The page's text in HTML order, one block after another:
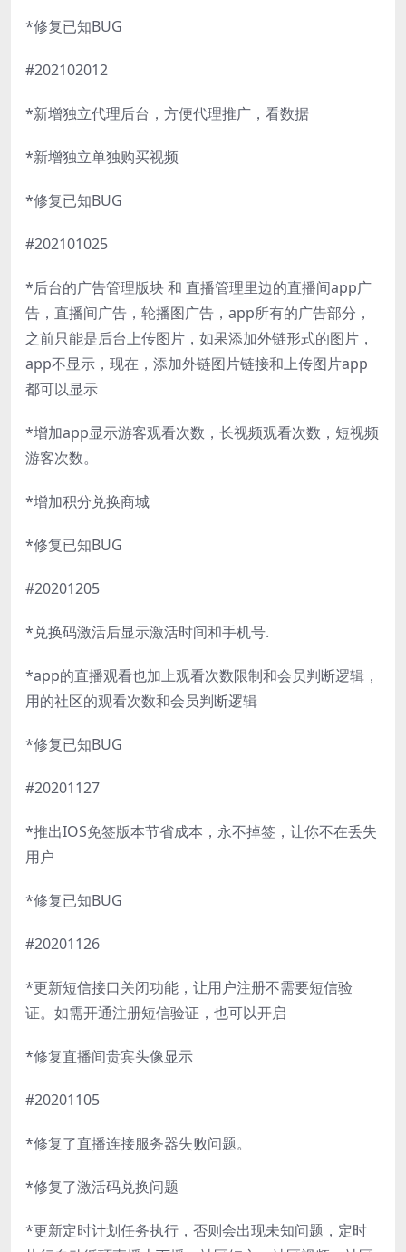
*修复已知BUG
#202102012
*新增独立代理后台，方便代理推广，看数据
*新增独立单独购买视频
*修复已知BUG
#202101025
*后台的广告管理版块 和 直播管理里边的直播间app广
告，直播间广告，轮播图广告，app所有的广告部分，
之前只能是后台上传图片，如果添加外链形式的图片，
app不显示，现在，添加外链图片链接和上传图片app
都可以显示
*增加app显示游客观看次数，长视频观看次数，短视频
游客次数。
*增加积分兑换商城
*修复已知BUG
#20201205
*兑换码激活后显示激活时间和手机号.
*app的直播观看也加上观看次数限制和会员判断逻辑，
用的社区的观看次数和会员判断逻辑
*修复已知BUG
#20201127
*推出IOS免签版本节省成本，永不掉签，让你不在丢失
用户
*修复已知BUG
#20201126
*更新短信接口关闭功能，让用户注册不需要短信验
证。如需开通注册短信验证，也可以开启
*修复直播间贵宾头像显示
#20201105
*修复了直播连接服务器失败问题。
*修复了激活码兑换问题
*更新定时计划任务执行，否则会出现未知问题，定时